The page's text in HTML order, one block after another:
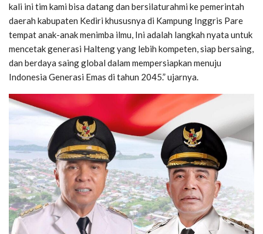
kali ini tim kami bisa datang dan bersilaturahmi ke pemerintah
daerah kabupaten Kediri khususnya di Kampung Inggris Pare
tempat anak-anak menimba ilmu, Ini adalah langkah nyata untuk
mencetak generasi Halteng yang lebih kompeten, siap bersaing,
dan berdaya saing global dalam mempersiapkan menuju
Indonesia Generasi Emas di tahun 2045.” ujarnya.